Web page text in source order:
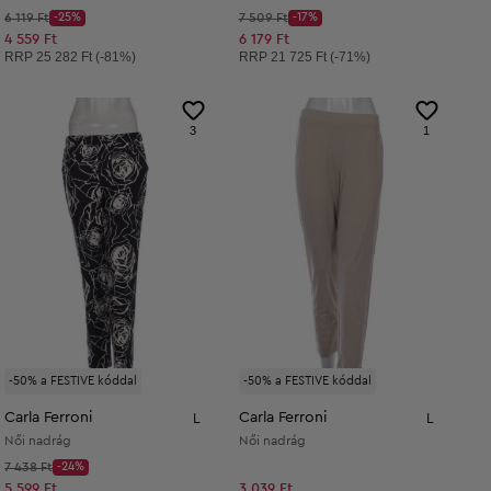
Kezdő ár:
6 119 Ft
Discount Price:
-25%
Csökkentett ár:
4 559 Ft
Ajánlott ár:
RRP25 282 Ft (-81%)
Kezdő ár:
7 509 Ft
Discount Price:
-17%
Csökkentett ár:
6 179 Ft
Ajánlott ár:
RRP 21 725 Ft (-71%)
-50% a FESTIVE kóddal
3
Carla Ferroni
Női nadrág
Kezdő ár:
7 438 Ft
Discount Price:
-24%
Csökkentett ár:
-50% a FESTIVE kóddal
1
Carla Ferroni
Női nadrág